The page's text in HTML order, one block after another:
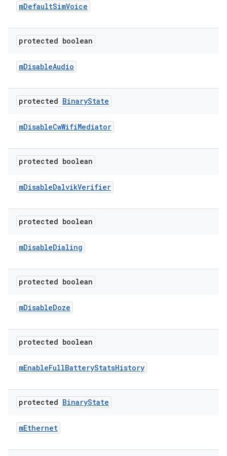
mDefaultSimVoice
protected boolean
mDisableAudio
protected BinaryState
mDisableCwWifiMediator
protected boolean
mDisableDalvikVerifier
protected boolean
mDisableDialing
protected boolean
mDisableDoze
protected boolean
mEnableFullBatteryStatsHistory
protected BinaryState
mEthernet